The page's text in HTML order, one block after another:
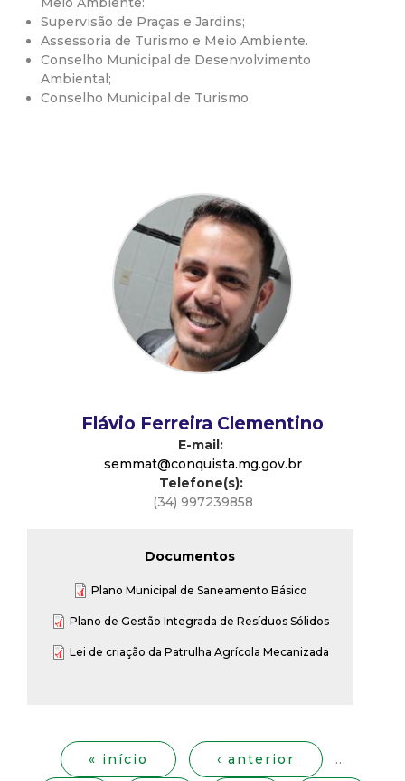
e
C
Supervisão de Praças e Jardins;
Assessoria de Turismo e Meio Ambiente.
Conselho Municipal de Desenvolvimento
Ambiental;
Conselho Municipal de Turismo.
Flávio Ferreira Clementino
E-mail:
semmat@conquista.mg.gov.br
Telefone(s):
(34) 997239858
Documentos
Plano Municipal de Saneamento Básico
Plano de Gestão Integrada de Resíduos Sólidos
Lei de criação da Patrulha Agrícola Mecanizada
« início ‹ anterior …